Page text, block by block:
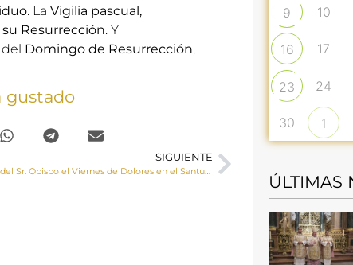
. La Vigilia pascual,
Resurrección. Y
Domingo de Resurrección,
gustado
SIGUIENTE
Homilía del Sr. Obispo el Viernes de Dolores en el Santuario de la Virgen de las Angustias (Cuenca)
9 10
16 17
23 24
30 1
ÚLTIMAS